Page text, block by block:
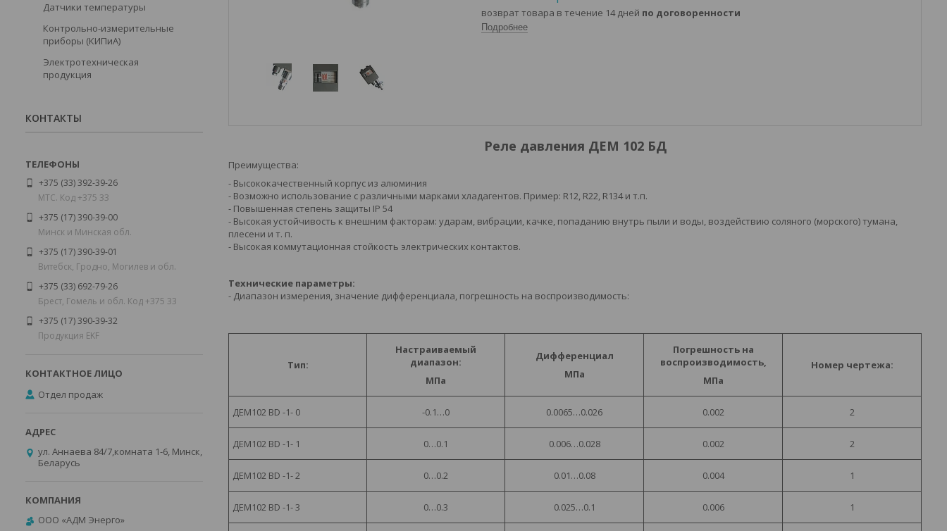
возврат товара в течение 14 дней по договоренности
Подробнее
Реле давления ДЕМ 102 БД
Преимущества:
- Высококачественный корпус из алюминия
- Возможно использование с различными марками хладагентов. Пример: R12, R22, R134 и т.п.
- Повышенная степень защиты IP 54
- Высокая устойчивость к внешним факторам: ударам, вибрации, качке, попаданию внутрь пыли и воды, воздействию соляного (морского) тумана,
плесени и т. п.
- Высокая коммутационная стойкость электрических контактов.
Технические параметры:
- Диапазон измерения, значение дифференциала, погрешность на воспроизводимость:
Тип:
Настраиваемый
диапазон:
МПа
Дифференциал
МПа
Погрешность на
воспроизводимость,
МПа
Номер чертежа:
ДЕМ102 BD -1- 0 -0.1…0 0.0065…0.026 0.002 2
ДЕМ102 BD -1- 1 0…0.1 0.006…0.028 0.002 2
ДЕМ102 BD -1- 2 0…0.2 0.01…0.08 0.004 1
ДЕМ102 BD -1- 3 0…0.3 0.025…0.1 0.006 1
Датчики температуры
Контрольно-измерительные
приборы (КИПиА)
Электротехническая
продукция
КОНТАКТЫ
+375 (33) 392-39-26
МТС. Код +375 33
+375 (17) 390-39-00
Минск и Минская обл.
+375 (17) 390-39-01
Витебск, Гродно, Могилев и обл.
+375 (33) 692-79-26
Брест, Гомель и обл. Код +375 33
+375 (17) 390-39-32
Продукция EKF
Отдел продаж
ул. Аннаева 84/7,комната 1-6, Минск,
Беларусь
ООО «АДМ Энерго»